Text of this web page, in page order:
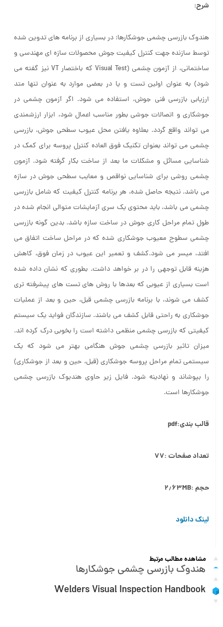
شرح:
هندوک بازرسی چشمی جوشکارها: در بسیاری از برنامه های تدوین شده
توسط سازنده جهت کنترل کیفیت جوش محصولات سازه ای مهندسی و
ساختمانی، از آزمون چشمی (Visual Test که باختصار VT نیز گفته می
شود) به عنوان اولین تست و یا در بعضی موارد به عنوان تنها متد
ارزیابی بازرسی فنی جوش، استفاده می شود. اگر آزمون چشمی در
جوشکاری و اتصالات جوشی بطور مناسب اعمال شود، ابزار ارزشمندی
می تواند واقع گردد. بعلاوه یافتن محل عیوب سطحی جوش، بازرسی
چشمی می تواند بعنوان تکنیک فوق العاده کنترل پروسه برای کمک در
شناسایی مسائل و مشکلات ما بعد از ساخت بکار گرفته شود. آزمون
چشمی روشی برای شناسایی نواقص و معایب سطحی جوش در سازه
می باشد. نتیجه حاصل شده، هر برنامه کنترل کیفیت که شامل بازرسی
چشمی می باشد، باید محتوی یک سری آزمایشات متوالی انجام شده در
طول تمام مراحل کاری جوش در ساخت سازه باشد. بدین گونه بازرسی
چشمی سطوح معیوب جوشکاری شده که در مراحل ساخت اتفاق می
افتد، میسر می شود.کشف و تعمیر این عیوب در زمان فوق، کاهش
هزینه قابل توجهی را در بر خواهد داشت. بطوری که نشان داده شده
است بسیاری از عیوبی که بعدها با روش های تست های پیشرفته تری
کشف می شوند، با برنامه بازرسی چشمی قبل، حین و بعد از عملیات
جوشکاری به راحتی قابل کشف می باشند. سازندگان فواید یک سیستم
کیفیتی که بازرسی چشمی منظمی داشته است را بخوبی درک کرده اند.
میزان تاثیر بازرسی چشمی جوش هنگامی بهتر می شود که یک
سیستمی تمام مراحل پروسه جوشکاری (قبل، حین و بعد از جوشکاری)
را بپوشاند و نهادینه شود. فایل زیر حاوی هندبوک بازرسی چشمی
جوشکارها است.
قالب بندی:pdf
تعداد صفحات :۷۷
حجم :۲٫۶۳MB
لینک دانلود
مشاهده مطالب مرتبط
هندوک بازرسی چشمی جوشکارها
Welders Visual Inspection Handbook